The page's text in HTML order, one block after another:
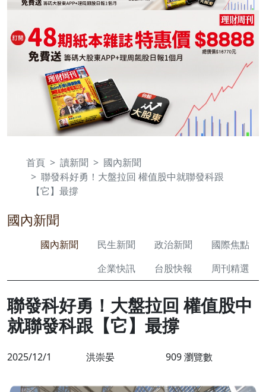
首頁 讀新聞
國內新聞
聯發科好勇！大盤拉回 權值股中就聯發科跟
【它】最撐
國內新聞
國內新聞 民生新聞 政治新聞
國際焦點
企業快訊
台股快報 周刊精選
聯發科好勇！大盤拉回 權值股中
就聯發科跟【它】最撐
2025/12/1 洪崇晏 909 瀏覽數